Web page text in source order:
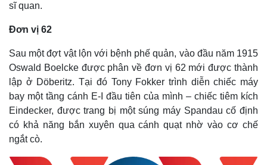
Thế giới
Cuộc sống đó đây
Hồ sơ
Ảnh
E-Magazine
Infographic
sĩ quan.
Đơn vị 62
Sau một đợt vật lộn với bệnh phế quản, vào đầu năm 1915
Oswald Boelcke được phân về đơn vị 62 mới được thành
lập ở Döberitz. Tại đó Tony Fokker trình diễn chiếc máy
bay một tầng cánh E-I đầu tiên của mình – chiếc tiêm kích
Eindecker, được trang bị một súng máy Spandau cố định
có khả năng bắn xuyên qua cánh quạt nhờ vào cơ chế
ngắt cò.